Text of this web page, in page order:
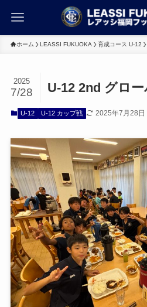
ホーム LEASSI FUKUOKA 育成コース U-12
U-12 2nd グロ
2025
7/28
U-12 U-12 カップ戦 2025年7月28日